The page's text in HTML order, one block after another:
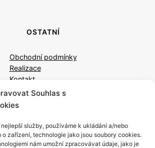
Souhlas s
služby, používáme k ukládání a/nebo
o zařízení, technologie jako jsou soubory cookies.
nám umožní zpracovávat údaje, jako je
OSTATNÍ
Obchodní podmínky
Realizace
Kontakt